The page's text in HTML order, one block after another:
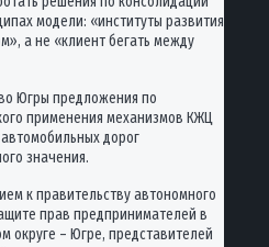
модели: «институты развития
а не «клиент бегать между
Югры предложения по
применения механизмов КЖЦ
дорог
значения.
к правительству автономного
прав предпринимателей в
округе – Югре, представителей